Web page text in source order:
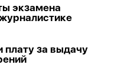
экзамена
плату за выдачу